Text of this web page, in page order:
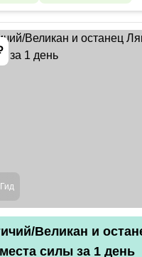
Великан и
силы за 1 день